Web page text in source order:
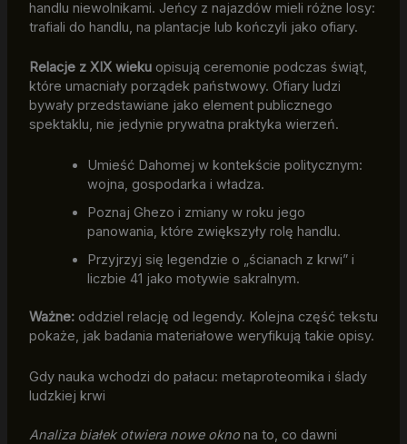
handlu niewolnikami. Jeńcy z najazdów mieli różne losy:
trafiali do handlu, na plantacje lub kończyli jako ofiary.
Relacje z XIX wiekuopisują ceremonie podczas świąt,
które umacniały porządek państwowy. Ofiary ludzi
bywały przedstawiane jako element publicznego
spektaklu, nie jedynie prywatna praktyka wierzeń.
Umieść Dahomej w kontekście politycznym:
wojna, gospodarka i władza.
Poznaj Ghezo i zmiany w roku jego
panowania, które zwiększyły rolę handlu.
Przyjrzyj się legendzie o „ścianach z krwi” i
liczbie 41 jako motywie sakralnym.
Ważne:oddziel relację od legendy. Kolejna część tekstu
pokaże, jak badania materiałowe weryfikują takie opisy.
Gdy nauka wchodzi do pałacu: metaproteomika i ślady
ludzkiej krwi
Analiza białek otwiera nowe oknona to, co dawni